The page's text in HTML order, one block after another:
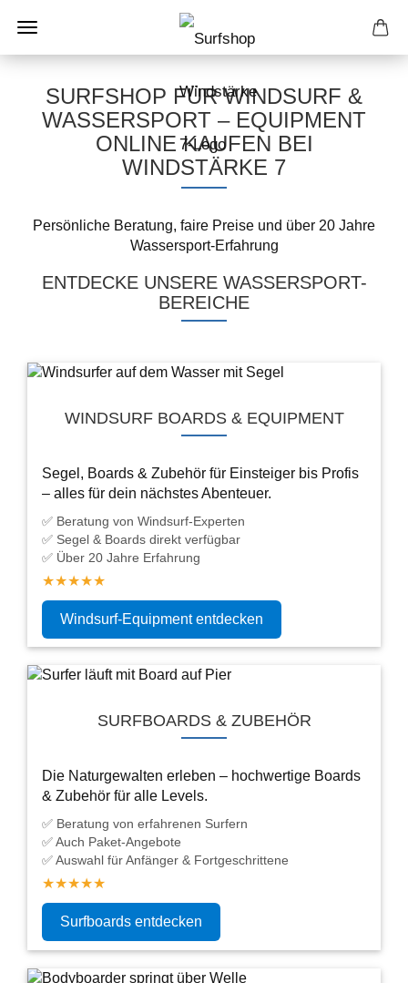
SURFSHOP FÜR WINDSURF &
WASSERSPORT – EQUIPMENT
ONLINE KAUFEN BEI
WINDSTÄRKE 7
Persönliche Beratung, faire Preise und über 20 Jahre
Wassersport-Erfahrung
ENTDECKE UNSERE WASSERSPORT-
BEREICHE
WINDSURF BOARDS & EQUIPMENT
Segel, Boards & Zubehör für Einsteiger bis Profis
– alles für dein nächstes Abenteuer.
✅ Beratung von Windsurf-Experten
✅ Segel & Boards direkt verfügbar
✅ Über 20 Jahre Erfahrung
★★★★★
Windsurf-Equipment entdecken
SURFBOARDS & ZUBEHÖR
Die Naturgewalten erleben – hochwertige Boards
& Zubehör für alle Levels.
✅ Beratung von erfahrenen Surfern
✅ Auch Paket-Angebote
✅ Auswahl für Anfänger & Fortgeschrittene
★★★★★
Surfboards entdecken